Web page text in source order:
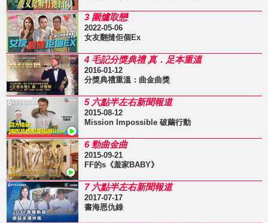
3 圍爐取戀
2022-05-06
女友翻撻佢個Ex
4 毛記分獎典禮 真．足本重溫
2016-01-12
分獎典禮重溫：曲金曲獎
5 六點半左右新聞報道
2015-08-12
Mission Impossible 破繭行動
6 勁曲金曲
2015-09-21
FF的s《羞家BABY》
7 六點半左右新聞報道
2017-07-17
書海恩仇錄